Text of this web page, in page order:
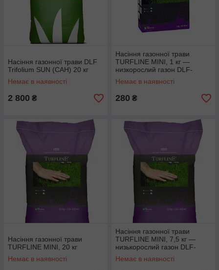
Насіння газонної трави DLF
Trifolium SUN (САН) 20 кг
Немає в наявності
2 800 ₴
Насіння газонної трави
TURFLINE MINI, 1 кг —
низкорослий газон DLF-
Trifolium
Немає в наявності
280 ₴
Насіння газонної трави
TURFLINE MINI, 20 кг
Немає в наявності
Насіння газонної трави
TURFLINE MINI, 7,5 кг —
низькорослий газон DLF-
Trifolium
Немає в наявності